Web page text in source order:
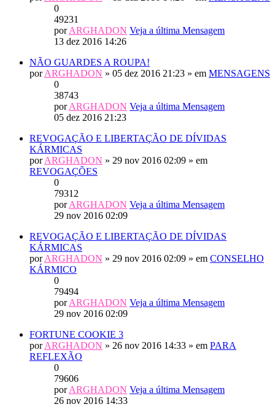
0
49231
porARGHADON Veja a última Mensagem
13 dez 2016 14:26
NÃO GUARDES A ROUPA!
porARGHADON » 05 dez 2016 21:23 » em MENSAGENS
0
38743
porARGHADON Veja a última Mensagem
05 dez 2016 21:23
REVOGAÇÃO E LIBERTAÇÃO DE DÍVIDAS
KÁRMICAS
porARGHADON » 29 nov 2016 02:09 » em
REVOGAÇÕES
0
79312
porARGHADON Veja a última Mensagem
29 nov 2016 02:09
REVOGAÇÃO E LIBERTAÇÃO DE DÍVIDAS
KÁRMICAS
porARGHADON » 29 nov 2016 02:09 » em CONSELHO
KÁRMICO
0
79494
porARGHADON Veja a última Mensagem
29 nov 2016 02:09
FORTUNE COOKIE 3
porARGHADON » 26 nov 2016 14:33 » em PARA
REFLEXÃO
0
79606
porARGHADON Veja a última Mensagem
26 nov 2016 14:33